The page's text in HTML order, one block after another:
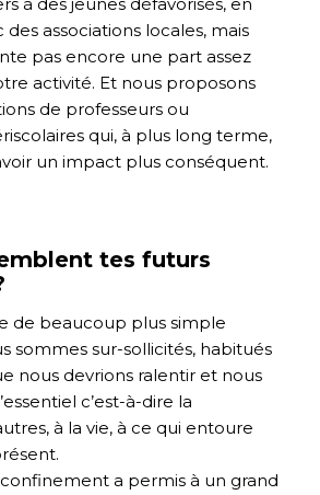
associations locales, mais
pas encore une part assez
activité. Et nous proposons
de professeurs ou
qui, à plus long terme,
un impact plus conséquent.
tes futurs
de beaucoup plus simple
sommes sur-sollicités, habitués
nous devrions ralentir et nous
c’est-à-dire la
à la vie, à ce qui entoure
a permis à un grand